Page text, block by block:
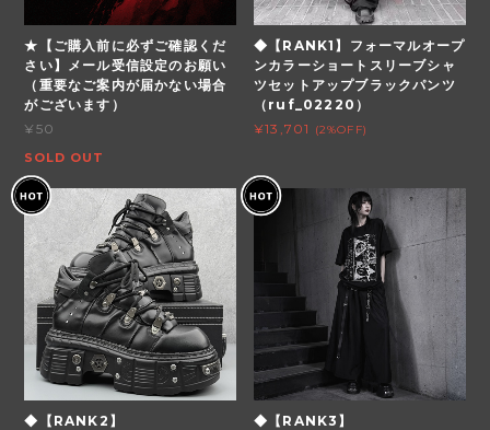
★【ご購入前に必ずご確認くだ
さい】メール受信設定のお願い
（重要なご案内が届かない場合
がございます）
¥50
SOLD OUT
◆【RANK1】フォーマルオープ
ンカラーショートスリーブシャ
ツセットアップブラックパンツ
（ruf_02220）
¥13,701
(2%OFF)
◆【RANK2】
◆【RANK3】